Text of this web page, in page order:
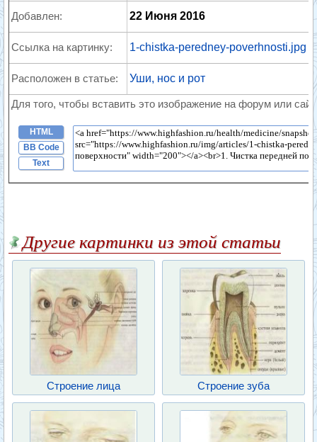
Добавлен: 22 Июня 2016
Ссылка на картинку: 1-chistka-peredney-poverhnosti.jpg
Расположен в статье: Уши, нос и рот
Для того, чтобы вставить это изображение на форум или
HTML
BB Code
Text
Другие картинки из этой статьи
Строение лица Строение зуба